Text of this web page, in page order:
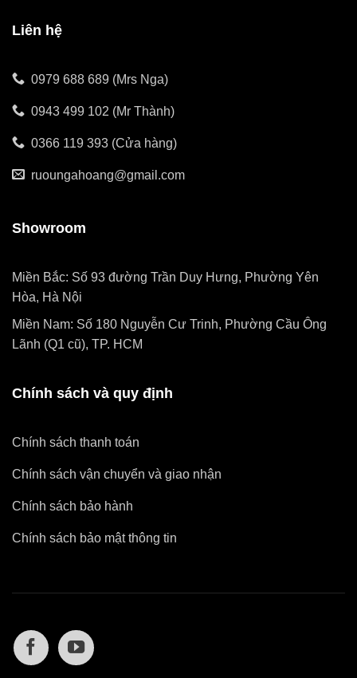
Liên hệ
0979 688 689 (Mrs Nga)
0943 499 102 (Mr Thành)
0366 119 393 (Cửa hàng)
ruoungahoang@gmail.com
Showroom
Miền Bắc: Số 93 đường Trần Duy Hưng, Phường Yên
Hòa, Hà Nội
Miền Nam: Số 180 Nguyễn Cư Trinh, Phường Cầu Ông
Lãnh (Q1 cũ), TP. HCM
Chính sách và quy định
Chính sách thanh toán
Chính sách vận chuyển và giao nhận
Chính sách bảo hành
Chính sách bảo mật thông tin